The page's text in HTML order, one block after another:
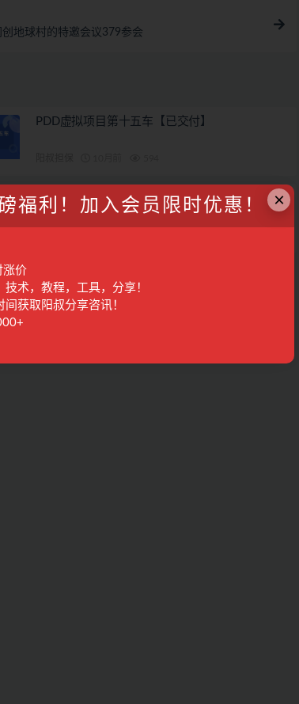
地球村的特邀会议379参会
PDD虚拟项目第十五车【已交付】
抖店店群第一车【交付中】 ×
福利！加入会员限时优惠！
涨价
术，教程，工具，分享！
获取阳叔分享咨讯！